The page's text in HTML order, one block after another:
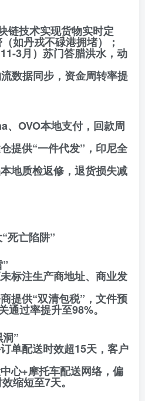
链技术实现货物实时定
如丹戎不碌港拥堵）；
3月）苏门答腊洪水，动
数据同步，资金周转率提
、OVO本地支付，回款周
提供“一件代发”，印尼全
地质检返修，退货损失减
死亡陷阱”
标注生产商地址、商业发
提供“双清包税”，文件预
通过率提升至98%。
”
单配送时效超15天，客户
心+摩托车配送网络，偏
缩短至7天。